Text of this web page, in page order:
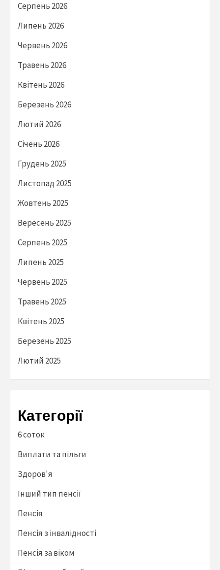
Серпень 2026
Липень 2026
Червень 2026
Травень 2026
Квітень 2026
Березень 2026
Лютий 2026
Січень 2026
Грудень 2025
Листопад 2025
Жовтень 2025
Вересень 2025
Серпень 2025
Липень 2025
Червень 2025
Травень 2025
Квітень 2025
Березень 2025
Лютий 2025
Категорії
6 соток
Виплати та пільги
Здоров'я
Інший тип пенсії
Пенсія
Пенсія з інвалідності
Пенсія за віком